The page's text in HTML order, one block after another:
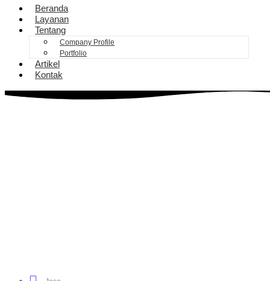
Beranda
Layanan
Tentang
Company Profile
Portfolio
Artikel
Kontak